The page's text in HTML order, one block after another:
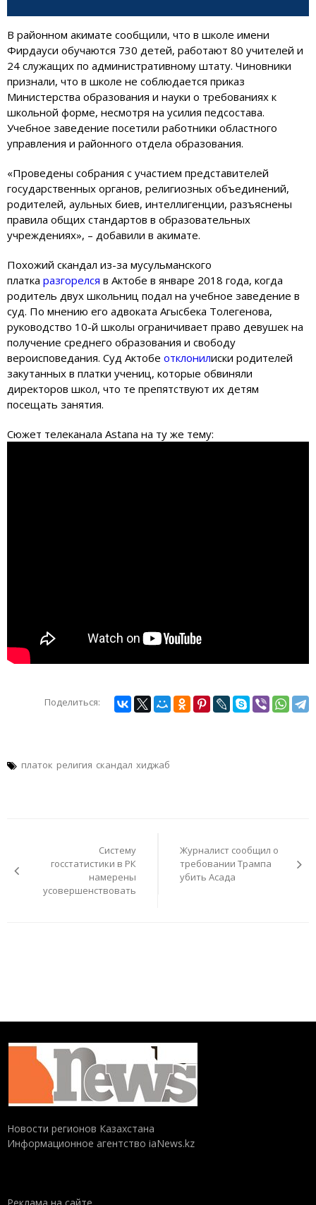
В районном акимате сообщили, что в школе имени
Фирдауси обучаются 730 детей, работают 80 учителей и
24 служащих по административному штату. Чиновники
признали, что в школе не соблюдается приказ
Министерства образования и науки о требованиях к
школьной форме, несмотря на усилия педсостава.
Учебное заведение посетили работники областного
управления и районного отдела образования.
«Проведены собрания с участием представителей
государственных органов, религиозных объединений,
родителей, аульных биев, интеллигенции, разъяснены
правила общих стандартов в образовательных
учреждениях», – добавили в акимате.
Похожий скандал из-за мусульманского
платка разгорелся в Актобе в январе 2018 года, когда
родитель двух школьниц подал на учебное заведение в
суд. По мнению его адвоката Агысбека Толегенова,
руководство 10-й школы ограничивает право девушек на
получение среднего образования и свободу
вероисповедания. Суд Актобе отклонилиски родителей
закутанных в платки учениц, которые обвиняли
директоров школ, что те препятствуют их детям
посещать занятия.
Сюжет телеканала Astana на ту же тему:
Поделиться:
платок религия скандал хиджаб
Систему
госстатистики в РК
намерены
усовершенствовать
Журналист сообщил о
требовании Трампа
убить Асада
Новости регионов Казахстана
Информационное агентство iaNews.kz